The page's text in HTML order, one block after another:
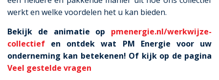
werkt en welke voordelen het u kan bieden.
Bekijk de animatie op pmenergie.nl/werkwijze-
collectief en ontdek wat PM Energie voor uw
onderneming kan betekenen! Of kijk op de pagina
Veel gestelde vragen